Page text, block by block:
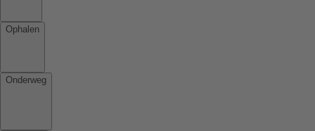
Ophalen
Onderweg